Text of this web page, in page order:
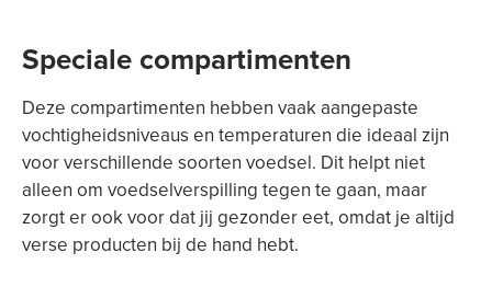
Speciale compartimenten
Deze compartimenten hebben vaak aangepaste
vochtigheidsniveaus en temperaturen die ideaal zijn
voor verschillende soorten voedsel. Dit helpt niet
alleen om voedselverspilling tegen te gaan, maar
zorgt er ook voor dat jij gezonder eet, omdat je altijd
verse producten bij de hand hebt.